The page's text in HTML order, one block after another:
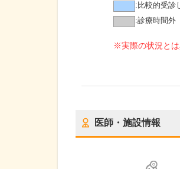
: 比較的受診
:診療時間外
※実際の状況とは
医師・施設情報